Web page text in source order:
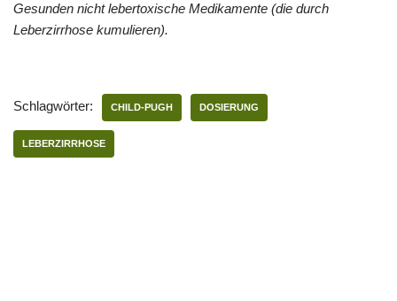
Gesunden nicht lebertoxische Medikamente (die durch
Leberzirrhose kumulieren).
Schlagwörter: CHILD-PUGH DOSIERUNG
LEBERZIRRHOSE